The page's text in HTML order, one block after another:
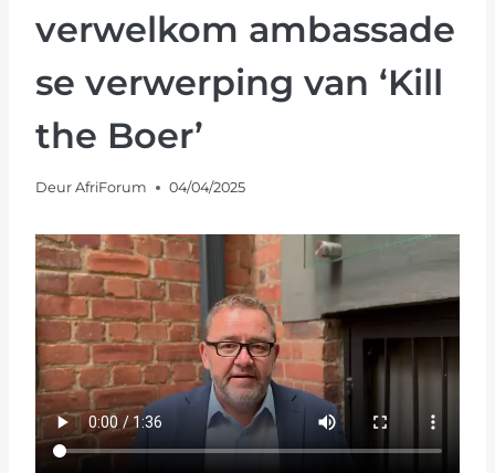
verwelkom ambassade
se verwerping van ‘Kill
the Boer’
Deur AfriForum 04/04/2025